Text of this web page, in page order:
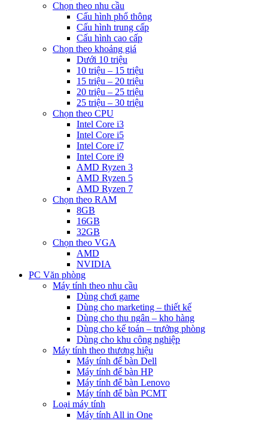
Chọn theo nhu cầu
Cấu hình phổ thông
Cấu hình trung cấp
Cấu hình cao cấp
Chọn theo khoảng giá
Dưới 10 triệu
10 triệu – 15 triệu
15 triệu – 20 triệu
20 triệu – 25 triệu
25 triệu – 30 triệu
Chọn theo CPU
Intel Core i3
Intel Core i5
Intel Core i7
Intel Core i9
AMD Ryzen 3
AMD Ryzen 5
AMD Ryzen 7
Chọn theo RAM
8GB
16GB
32GB
Chọn theo VGA
AMD
NVIDIA
PC Văn phòng
Máy tính theo nhu cầu
Dùng chơi game
Dùng cho marketing – thiết kế
Dùng cho thu ngân – kho hàng
Dùng cho kế toán – trưởng phòng
Dùng cho khu công nghiệp
Máy tính theo thương hiệu
Máy tính để bàn Dell
Máy tính để bàn HP
Máy tính để bàn Lenovo
Máy tính để bàn PCMT
Loại máy tính
Máy tính All in One